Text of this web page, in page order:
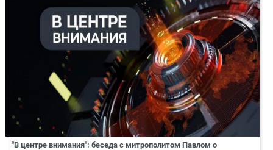
"В центре внимания": беседа с митрополитом Павлом о